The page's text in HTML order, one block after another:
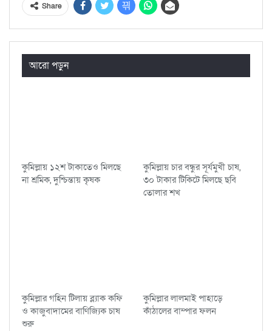
Share
আরো পড়ুন
কুমিল্লায় ১২শ টাকাতেও মিলছে
না শ্রমিক, দুশ্চিন্তায় কৃষক
কুমিল্লায় চার বন্ধুর সূর্যমুখী চাষ,
৩০ টাকার টিকিটে মিলছে ছবি
তোলার শখ
কুমিল্লার গহিন টিলায় ব্ল্যাক কফি
ও কাজুবাদামের বাণিজ্যিক চাষ
শুরু
কুমিল্লার লালমাই পাহাড়ে
কাঁঠালের বাম্পার ফলন